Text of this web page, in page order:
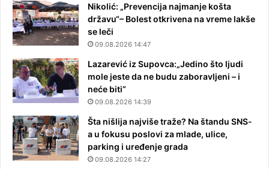
Nikolić: „Prevencija najmanje košta
državu“– Bolest otkrivena na vreme lakše
se leči
09.08.2026 14:47
Lazarević iz Supovca:„Jedino što ljudi
mole jeste da ne budu zaboravljeni – i
neće biti“
09.08.2026 14:39
Šta nišlija najviše traže? Na štandu SNS-
a u fokusu poslovi za mlade, ulice,
parking i uređenje grada
09.08.2026 14:27